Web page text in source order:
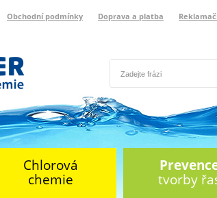
Obchodní podmínky Doprava a platba
Chlorová
chemie
tvorby